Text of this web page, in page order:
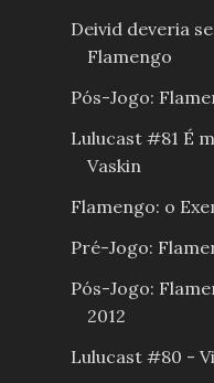
Deivid deveria
Flamengo
Pós-Jogo:
Lulucast #81 É
Vaskin
Flamengo: o
Pré-Jogo:
Pós-Jogo:
2012
Lulucast #80 -